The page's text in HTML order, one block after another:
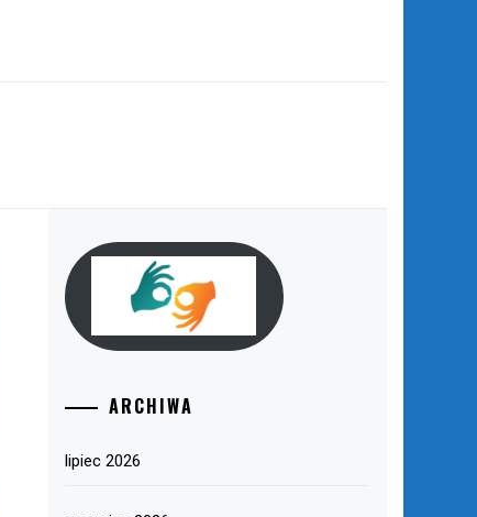
ARCHIWA
lipiec 2026